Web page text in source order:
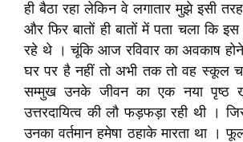
ही बैठा रहा लेकिन वे लगातार मुझे इसी
और फिर बातों ही बातों में पता चला कि
रहे थे । चूंकि आज रविवार का अवकाष
घर पर है नहीं तो अभी तक तो वह स्कूल
सम्मुख उनके जीवन का एक नया पृष्ठ
उत्तरदायित्व की लौ फड़फड़ा रही थी ।
उनका वर्तमान हमेषा ठहाके मारता था ।